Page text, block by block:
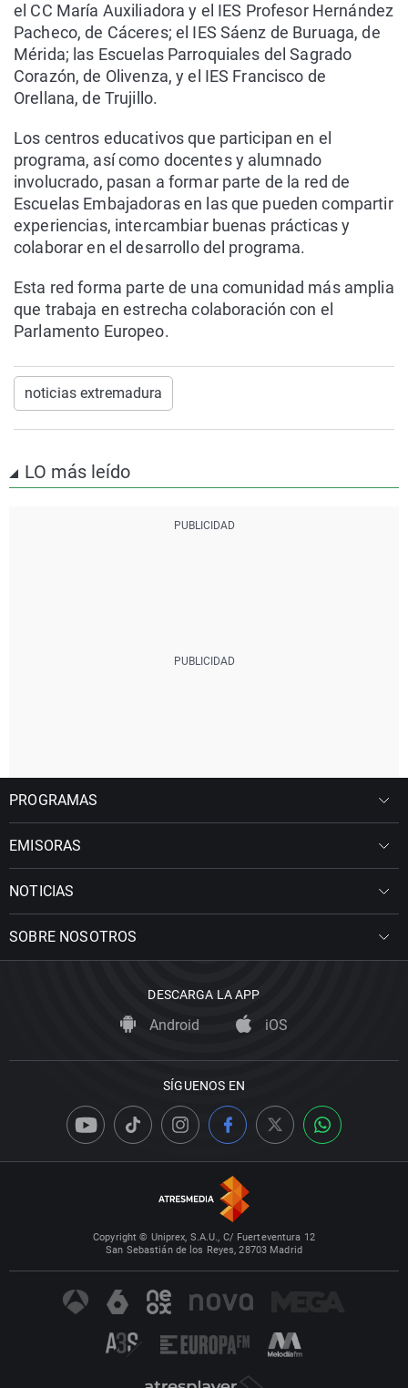
el CC María Auxiliadora y el IES Profesor Hernández
Pacheco, de Cáceres; el IES Sáenz de Buruaga, de
Mérida; las Escuelas Parroquiales del Sagrado
Corazón, de Olivenza, y el IES Francisco de
Orellana, de Trujillo.
Los centros educativos que participan en el
programa, así como docentes y alumnado
involucrado, pasan a formar parte de la red de
Escuelas Embajadoras en las que pueden compartir
experiencias, intercambiar buenas prácticas y
colaborar en el desarrollo del programa.
Esta red forma parte de una comunidad más amplia
que trabaja en estrecha colaboración con el
Parlamento Europeo.
noticias extremadura
LO más leído
PROGRAMAS
EMISORAS
NOTICIAS
SOBRE NOSOTROS
DESCARGA LA APP
Android iOS
SÍGUENOS EN
Copyright © Uniprex, S.A.U., C/ Fuerteventura 12
San Sebastián de los Reyes, 28703 Madrid